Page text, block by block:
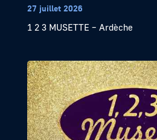
27 juillet 2026
1 2 3 MUSETTE – Ardèche